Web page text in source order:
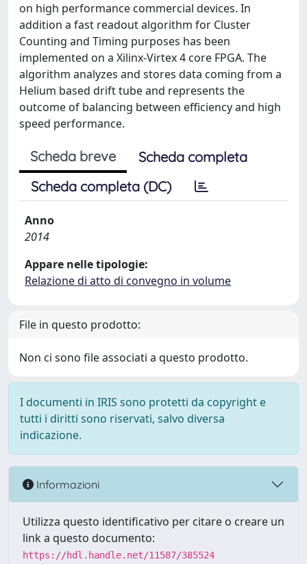
on high performance commercial devices. In
addition a fast readout algorithm for Cluster
Counting and Timing purposes has been
implemented on a Xilinx-Virtex 4 core FPGA. The
algorithm analyzes and stores data coming from a
Helium based drift tube and represents the
outcome of balancing between efficiency and high
speed performance.
Scheda breve
Scheda completa
Scheda completa (DC)
Anno
2014
Appare nelle tipologie:
Relazione di atto di convegno in volume
File in questo prodotto:
Non ci sono file associati a questo prodotto.
I documenti in IRIS sono protetti da copyright e
tutti i diritti sono riservati, salvo diversa
indicazione.
Informazioni
Utilizza questo identificativo per citare o creare un
link a questo documento:
https://hdl.handle.net/11587/385524